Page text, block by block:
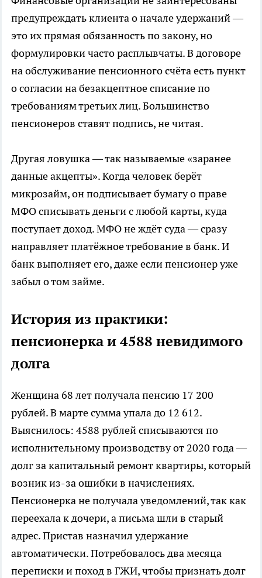
предупреждать клиента о начале удержаний —
это их прямая обязанность по закону, но
формулировки часто расплывчаты. В договоре
на обслуживание пенсионного счёта есть пункт
о согласии на безакцептное списание по
требованиям третьих лиц. Большинство
пенсионеров ставят подпись, не читая.
Другая ловушка — так называемые «заранее
данные акцепты». Когда человек берёт
микрозайм, он подписывает бумагу о праве
МФО списывать деньги с любой карты, куда
поступает доход. МФО не ждёт суда — сразу
направляет платёжное требование в банк. И
банк выполняет его, даже если пенсионер уже
забыл о том займе.
История из практики:
пенсионерка и 4588 невидимого
долга
Женщина 68 лет получала пенсию 17 200
рублей. В марте сумма упала до 12 612.
Выяснилось: 4588 рублей списываются по
исполнительному производству от 2020 года —
долг за капитальный ремонт квартиры, который
возник из-за ошибки в начислениях.
Пенсионерка не получала уведомлений, так как
переехала к дочери, а письма шли в старый
адрес. Пристав назначил удержание
автоматически. Потребовалось два месяца
переписки и поход в ГЖИ, чтобы признать долг